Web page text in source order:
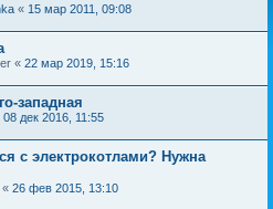
« 15 мар 2011, 09:08
« 22 мар 2019, 15:16
западная
08 дек 2016, 11:55
с электрокотлами? Нужна
« 26 фев 2015, 13:10